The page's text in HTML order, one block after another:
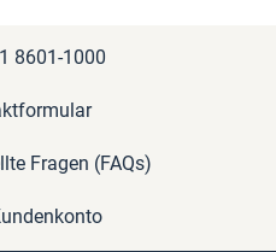
8601-1000
Fragen (FAQs)